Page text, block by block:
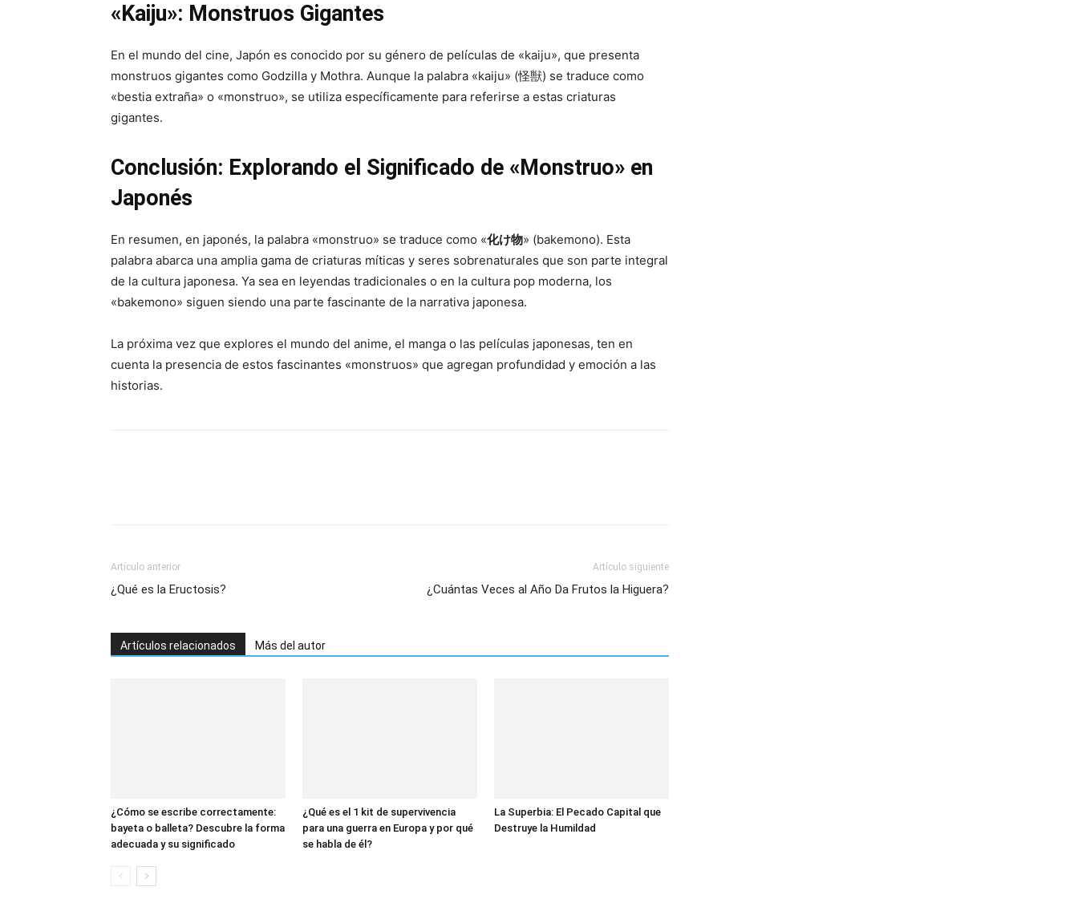
«Kaiju»: Monstruos Gigantes
En el mundo del cine, Japón es conocido por su género de películas de «kaiju», que presenta
monstruos gigantes como Godzilla y Mothra. Aunque la palabra «kaiju» (怪獣) se traduce como
«bestia extraña» o «monstruo», se utiliza específicamente para referirse a estas criaturas
gigantes.
Conclusión: Explorando el Significado de «Monstruo» en
Japonés
En resumen, en japonés, la palabra «monstruo» se traduce como «化け物» (bakemono). Esta
palabra abarca una amplia gama de criaturas míticas y seres sobrenaturales que son parte integral
de la cultura japonesa. Ya sea en leyendas tradicionales o en la cultura pop moderna, los
«bakemono» siguen siendo una parte fascinante de la narrativa japonesa.
La próxima vez que explores el mundo del anime, el manga o las películas japonesas, ten en
cuenta la presencia de estos fascinantes «monstruos» que agregan profundidad y emoción a las
historias.
Artículo anterior
¿Qué es la Eructosis?
Artículo siguiente
¿Cuántas Veces al Año Da Frutos la Higuera?
Artículos relacionados Más del autor
¿Cómo se escribe correctamente:
bayeta o balleta? Descubre la forma
adecuada y su significado
¿Qué es el 1 kit de supervivencia
para una guerra en Europa y por qué
se habla de él?
La Superbia: El Pecado Capital que
Destruye la Humildad